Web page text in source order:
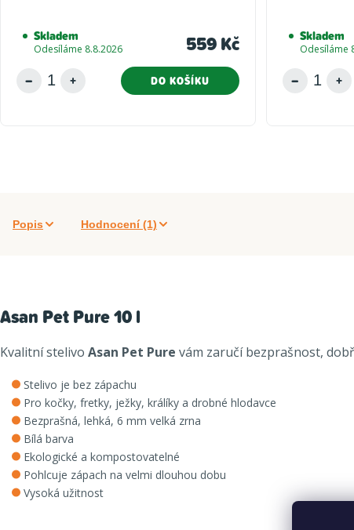
Skladem
Odesíláme 8.8.2026 559 Kč
DO KOŠÍKU
Skladem
Odesíláme
Popis Hodnocení (1)
Asan Pet Pure 10 l
Kvalitní stelivo Asan Pet Pure vám zaručí bezprašnost,
Stelivo je bez zápachu
Pro kočky, fretky, ježky, králíky a drobné hlodavce
Bezprašná, lehká, 6 mm velká zrna
Bílá barva
Ekologické a kompostovatelné
Pohlcuje zápach na velmi dlouhou dobu
Vysoká užitnost